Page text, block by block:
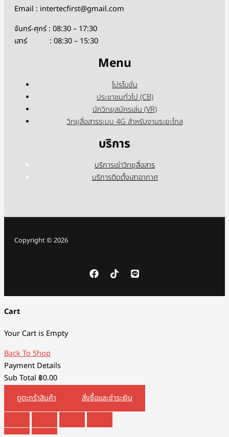
Email : intertecfirst@gmail.com
จันทร์-ศุกร์ : 08:30 – 17:30
เสาร์ : 08:30 – 15:30
Menu
โปรโมชั่น
ประชาชนทั่วไป (CB)
นักวิทยุสมัครเล่น (VR)
วิทยุสื่อสารระบบ 4G สำหรับงานระยะไกล
บริการ
บริการเช่าวิทยุสื่อสาร
บริการติดตั้งเสาอากาศ
Copyright © 2026
Cart
Your Cart is Empty
Back To Shop
Payment Details
Sub Total ฿0.00
ดูตะกร้าสินค้า
สั่งซื้อและชำระเงิน